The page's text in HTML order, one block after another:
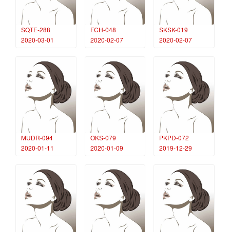
SQTE-288
2020-03-01
FCH-048
2020-02-07
SKSK-019
2020-02-07
MUDR-094
2020-01-11
OKS-079
2020-01-09
PKPD-072
2019-12-29